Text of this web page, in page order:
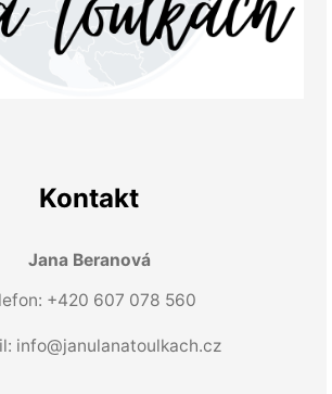
Kontakt
Jana Beranová
+420 607 078 560
info@janulanatoulkach.cz